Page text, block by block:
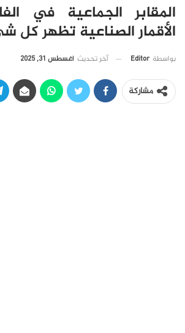
المقابر الجماعية في
الأقمار الصناعية تظهر كل
بواسطة Editor آخر تحديث أغسطس 31, 2025
مشاركة